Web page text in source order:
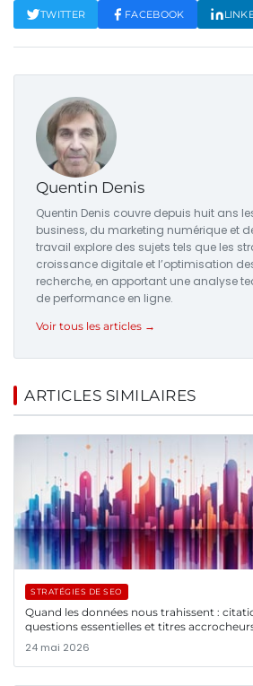
TWITTER FACEBOOK
Quentin Denis
Quentin Denis couvre depuis huit ans
business, du marketing numérique et
travail explore des sujets tels que les
croissance digitale et l’optimisation
recherche, en apportant une analyse
de performance en ligne.
Voir tous les articles →
ARTICLES SIMILAIRES
STRATÉGIES DE SEO
Quand les données nous trahissent :
questions essentielles et titres
24 mai 2026